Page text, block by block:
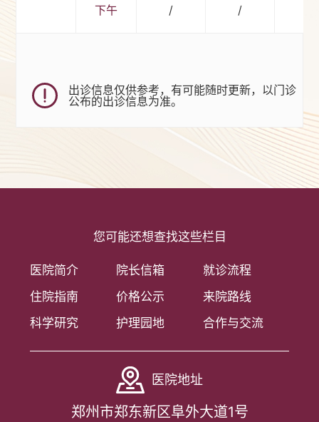
下午 / /
出诊信息仅供参考，有可能随时更新，以门诊
公布的出诊信息为准。
您可能还想查找这些栏目
医院简介 院长信箱
就诊流程
住院指南
价格公示
来院路线
科学研究
护理园地 合作与交流
医院地址
郑州市郑东新区阜外大道1号